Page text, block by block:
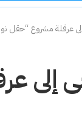
بكم
عرقلة مشروع “حقل
إلى